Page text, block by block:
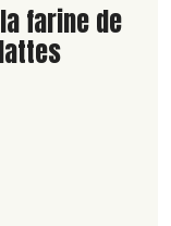
farine de